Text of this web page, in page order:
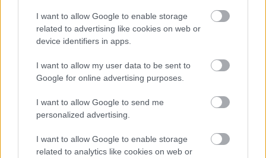
I want to allow Google to enable storage
related to advertising like cookies on web or
device identifiers in apps.
I want to allow my user data to be sent to
Google for online advertising purposes.
I want to allow Google to send me
personalized advertising.
I want to allow Google to enable storage
related to analytics like cookies on web or
Για να προσθέσεις το σχόλιο
σου πρέπει να συνδεθείς
στο my gazzetta!
Εγγραφή Σύνδεση